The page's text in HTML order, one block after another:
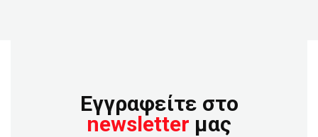
Εγγραφείτε στο
newsletter μας